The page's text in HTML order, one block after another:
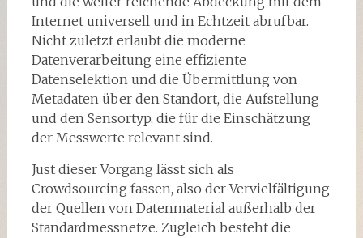
Internet universell und in Echtzeit abrufbar.
Nicht zuletzt erlaubt die moderne
Datenverarbeitung eine effiziente
Datenselektion und die Übermittlung von
Metadaten über den Standort, die Aufstellung
und den Sensortyp, die für die Einschätzung
der Messwerte relevant sind.
Just dieser Vorgang lässt sich als
Crowdsourcing fassen, also der Vervielfältigung
der Quellen von Datenmaterial außerhalb der
Standardmessnetze. Zugleich besteht die